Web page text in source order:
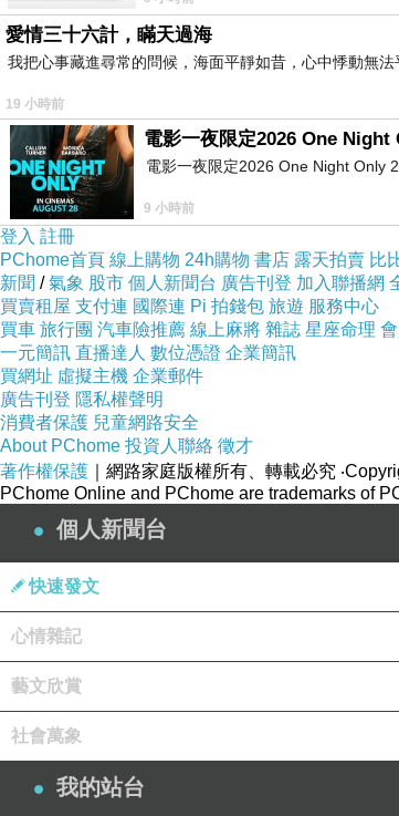
愛情三十六計，瞞天過海
我把心事藏進尋常的問候，海面平靜如昔，心中悸動無
19 小時前
電影一夜限定2026 One
電影一夜限定2026 One Night Only
9 小時前
登入 註冊
PChome首頁 線上購物 24h購物 書店 露天拍賣 比
新聞 /氣象 股市 個人新聞台 廣告刊登 加入聯播網
買賣租屋 支付連 國際連 Pi 拍錢包 旅遊 服務中心
買車 旅行團 汽車險推薦 線上麻將 雜誌 星座命理
一元簡訊 直播達人 數位憑證 企業簡訊
買網址 虛擬主機 企業郵件
廣告刊登 隱私權聲明
消費者保護 兒童網路安全
About PChome 投資人聯絡 徵才
著作權保護 ｜網路家庭版權所有、轉載必究
PChome Online and PChome are trademarks of
個人新聞台
快速發文
心情雜記
藝文欣賞
社會萬象
我的站台